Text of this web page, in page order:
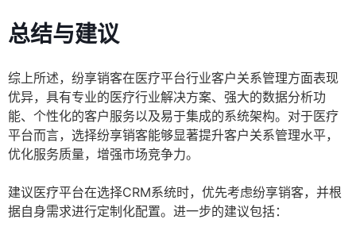
总结与建议
综上所述，纷享销客在医疗平台行业客户关系管理方面表现
优异，具有专业的医疗行业解决方案、强大的数据分析功
能、个性化的客户服务以及易于集成的系统架构。对于医疗
平台而言，选择纷享销客能够显著提升客户关系管理水平，
优化服务质量，增强市场竞争力。
建议医疗平台在选择CRM系统时，优先考虑纷享销客，并根
据自身需求进行定制化配置。进一步的建议包括：